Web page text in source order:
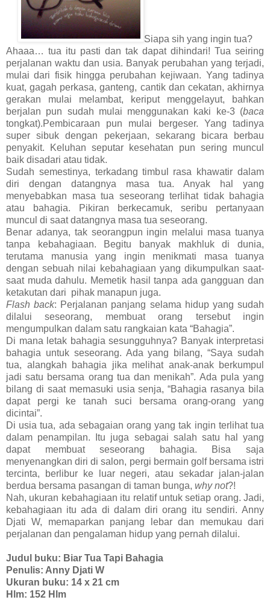
Siapa sih yang ingin tua?
Ahaaa… tua itu pasti dan tak dapat dihindari! Tua seiring
perjalanan waktu dan usia. Banyak perubahan yang terjadi,
mulai dari fisik hingga perubahan kejiwaan. Yang tadinya
kuat, gagah perkasa, ganteng, cantik dan cekatan, akhirnya
gerakan mulai melambat, keriput menggelayut, bahkan
berjalan pun sudah mulai menggunakan kaki ke-3 (baca
tongkat).Pembicaraan pun mulai bergeser. Yang tadinya
super sibuk dengan pekerjaan, sekarang bicara berbau
penyakit. Keluhan seputar kesehatan pun sering muncul
baik disadari atau tidak.
Sudah semestinya, terkadang timbul rasa khawatir dalam
diri dengan datangnya masa tua. Anyak hal yang
menyebabkan masa tua seseorang terlihat tidak bahagia
atau bahagia. Pikiran berkecamuk, seribu pertanyaan
muncul di saat datangnya masa tua seseorang.
Benar adanya, tak seorangpun ingin melalui masa tuanya
tanpa kebahagiaan. Begitu banyak makhluk di dunia,
terutama manusia yang ingin menikmati masa tuanya
dengan sebuah nilai kebahagiaan yang dikumpulkan saat-
saat muda dahulu. Memetik hasil tanpa ada gangguan dan
ketakutan dari pihak manapun juga.
Flash back: Perjalanan panjang selama hidup yang sudah
dilalui seseorang, membuat orang tersebut ingin
mengumpulkan dalam satu rangkaian kata “Bahagia”.
Di mana letak bahagia sesungguhnya? Banyak interpretasi
bahagia untuk seseorang. Ada yang bilang, “Saya sudah
tua, alangkah bahagia jika melihat anak-anak berkumpul
jadi satu bersama orang tua dan menikah”. Ada pula yang
bilang di saat memasuki usia senja, “Bahagia rasanya bila
dapat pergi ke tanah suci bersama orang-orang yang
dicintai”.
Di usia tua, ada sebagaian orang yang tak ingin terlihat tua
dalam penampilan. Itu juga sebagai salah satu hal yang
dapat membuat seseorang bahagia. Bisa saja
menyenangkan diri di salon, pergi bermain golf bersama istri
tercinta, berlibur ke luar negeri, atau sekadar jalan-jalan
berdua bersama pasangan di taman bunga, why not?!
Nah, ukuran kebahagiaan itu relatif untuk setiap orang. Jadi,
kebahagiaan itu ada di dalam diri orang itu sendiri. Anny
Djati W, memaparkan panjang lebar dan memukau dari
perjalanan dan pengalaman hidup yang pernah dilalui.
Judul buku: Biar Tua Tapi Bahagia
Penulis: Anny Djati W
Ukuran buku: 14 x 21 cm
Hlm: 152 Hlm